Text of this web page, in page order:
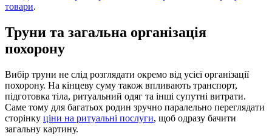
товари.
Труни та загальна організація
похорону
Вибір труни не слід розглядати окремо від усієї організації
похорону. На кінцеву суму також впливають транспорт,
підготовка тіла, ритуальний одяг та інші супутні витрати.
Саме тому для багатьох родин зручно паралельно переглядати
сторінку ціни на ритуальні послуги, щоб одразу бачити
загальну картину.